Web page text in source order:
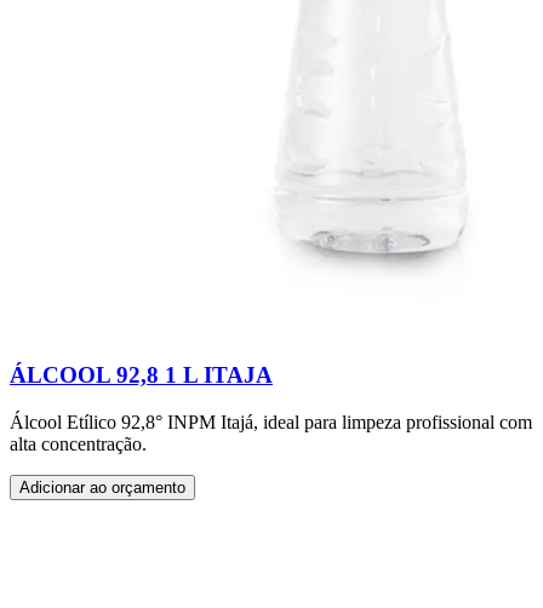
ÁLCOOL 92,8 1 L ITAJA
Álcool Etílico 92,8° INPM Itajá, ideal para limpeza profissional com
alta concentração.
Adicionar ao orçamento